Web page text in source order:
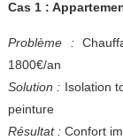
Cas 1 :
Problème :
1800€/an
Solution : Isolation
peinture
Résultat :Confort